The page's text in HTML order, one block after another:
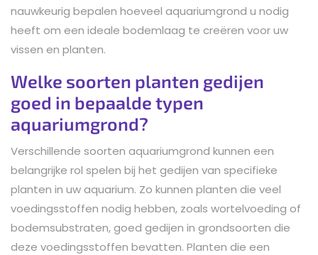
nauwkeurig bepalen hoeveel aquariumgrond u nodig
heeft om een ideale bodemlaag te creëren voor uw
vissen en planten.
Welke soorten planten gedijen
goed in bepaalde typen
aquariumgrond?
Verschillende soorten aquariumgrond kunnen een
belangrijke rol spelen bij het gedijen van specifieke
planten in uw aquarium. Zo kunnen planten die veel
voedingsstoffen nodig hebben, zoals wortelvoeding of
bodemsubstraten, goed gedijen in grondsoorten die
deze voedingsstoffen bevatten. Planten die een